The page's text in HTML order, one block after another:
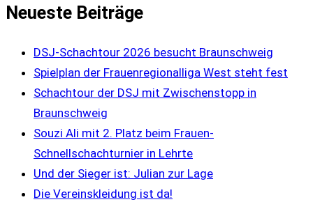
Neueste Beiträge
DSJ-Schachtour 2026 besucht Braunschweig
Spielplan der Frauenregionalliga West steht fest
Schachtour der DSJ mit Zwischenstopp in
Braunschweig
Souzi Ali mit 2. Platz beim Frauen-
Schnellschachturnier in Lehrte
Und der Sieger ist: Julian zur Lage
Die Vereinskleidung ist da!